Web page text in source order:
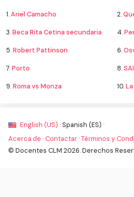
1.Ariel Camacho 2.
3.Beca Rita Cetina secundaria 4.
5.Robert Pattinson 6.
7.Porto 8.
9.Roma vs Monza 10.La
English (US) · Spanish (ES) ·
Acerca de · Contactar ·Términos y
© Docentes CLM 2026. Derechos